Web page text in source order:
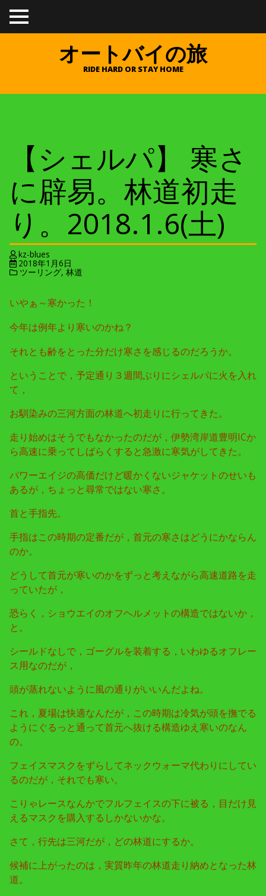
TO
GGL
オートバイの旅
RIDE HARD OR STAY HOME
【シェルパ】 寒さ
に辟易。林道初走
り。2018.1.6(土)
kz-blues
2018年1月6日
ツーリング,林道
いやぁ～寒かった！
今年は例年より寒いのかね？
それとも齢をとった分だけ寒さを感じるのだろうか。
ということで，予定通り３週間ぶりにシェルパに火を入れ
て，
お馴染みの三河方面の林道へ初走りに行ってきた。
走り始めはそうでもなかったのだが，伊勢湾岸道豊明ICか
ら高速に乗ってしばらくすると急激に寒気がしてきた。
パワーエイジの高価だけど暖かくないジャケットのせいも
あるが，ちょっと尋常ではない寒さ。
首と手指先。
手指はこの時期の定番だが，首元の寒さはどうにかならん
のか。
どうして首元が寒いのかをずっと考えながら高速道路を走
っていたが，
恐らく，ショウエイのオフヘルメットの構造ではないか，
と。
シールドなしで，ゴーグルを装着する，いわゆるオフレー
ス用なのだが，
頭が蒸れないように風の通りがいいんだよね。
これ，夏場は快適なんだが，この時期は冷気が頭を撫でる
ようにぐるっと通って首元へ抜ける構造ゆえ寒いのなん
の。
フェイスマスクをずらしてネックウォーマ代わりにしてい
るのだが，それでも寒い。
こりゃレースなんかでフルフェイスの下に被る，目だけ見
えるマスクを購入するしかないかな。
さて，行先は三河だが，どの林道にするか。
候補に上がったのは，実質昨年の林道走り納めとなった林
道。